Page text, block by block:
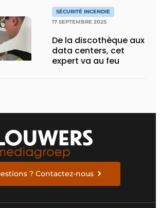
transparence et
esthétique
SÉCURITÉ INCENDIE
17 SEPTEMBRE 2025
De la discothèque aux
data centers, cet
expert va au feu
? Contactez-nous